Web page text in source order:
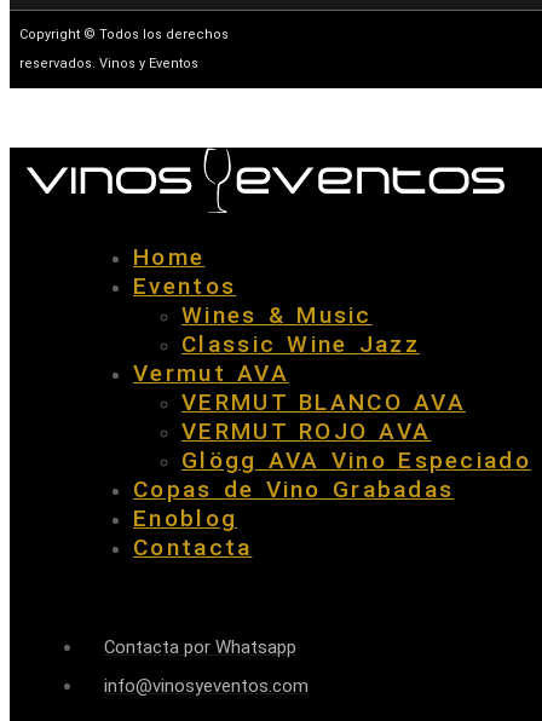
Copyright © Todos los derechos
reservados. Vinos y Eventos
Home
Eventos
Wines & Music
Classic Wine Jazz
Vermut AVA
VERMUT BLANCO AVA
VERMUT ROJO AVA
Glögg AVA Vino Especiado
Copas de Vino Grabadas
Enoblog
Contacta
Contacta por Whatsapp
info@vinosyeventos.com